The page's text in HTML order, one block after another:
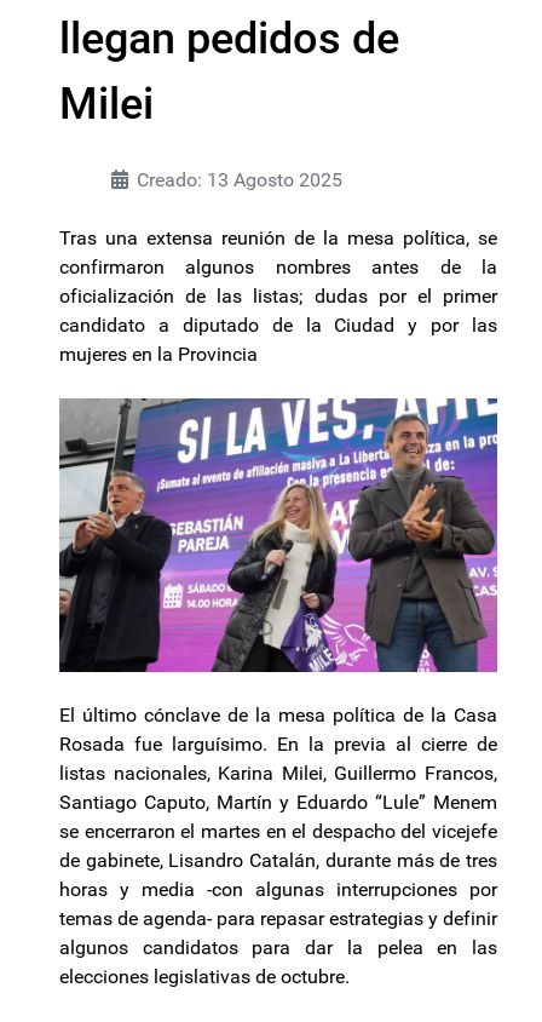
llegan pedidos de
Milei
Creado: 13 Agosto 2025
Tras una extensa reunión de la mesa política, se
confirmaron algunos nombres antes de la
oficialización de las listas; dudas por el primer
candidato a diputado de la Ciudad y por las
mujeres en la Provincia
El último cónclave de la mesa política de la Casa
Rosada fue larguísimo. En la previa al cierre de
listas nacionales, Karina Milei, Guillermo Francos,
Santiago Caputo, Martín y Eduardo “Lule” Menem
se encerraron el martes en el despacho del vicejefe
de gabinete, Lisandro Catalán, durante más de tres
horas y media -con algunas interrupciones por
temas de agenda- para repasar estrategias y definir
algunos candidatos para dar la pelea en las
elecciones legislativas de octubre.